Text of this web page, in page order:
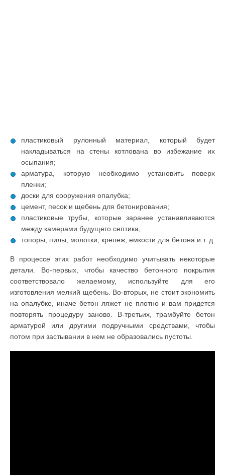
пластиковый рулонный материал, который будет
накладываться на стены котлована во избежание их
осыпания;
арматура, которую необходимо установить поверх
пленки;
доски для сооружения опалубка;
цемент, песок и щебень для бетонирования;
пластиковые трубы, которые заранее устанавливаются
между камерами будущего септика;
топоры, пилы, молотки, крепеж, емкости для бетона и т. д.
В процессе этих работ необходимо учитывать некоторые
детали. Во-первых, чтобы качество бетонного покрытия
соответствовало желаемому, используйте для его
изготовления мелкий щебень. Во-вторых, не стоит экономить
на опалубке, иначе бетон ляжет не плотно и вам придется
повторять процедуру заново. В-третьих, трамбуйте бетон
арматурой или другими подручными средствами, чтобы
потом при застывании в нем не образовались пустоты.